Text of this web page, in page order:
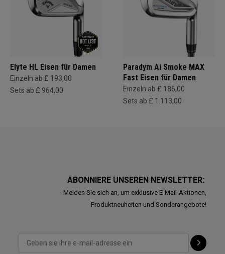
Elyte HL Eisen für Damen
Einzeln ab £ 193,00
Sets ab £ 964,00
Paradym Ai Smoke MAX
Fast Eisen für Damen
Einzeln ab £ 186,00
Sets ab £ 1.113,00
ABONNIERE UNSEREN NEWSLETTER:
Melden Sie sich an, um exklusive E-Mail-Aktionen,
Produktneuheiten und Sonderangebote!